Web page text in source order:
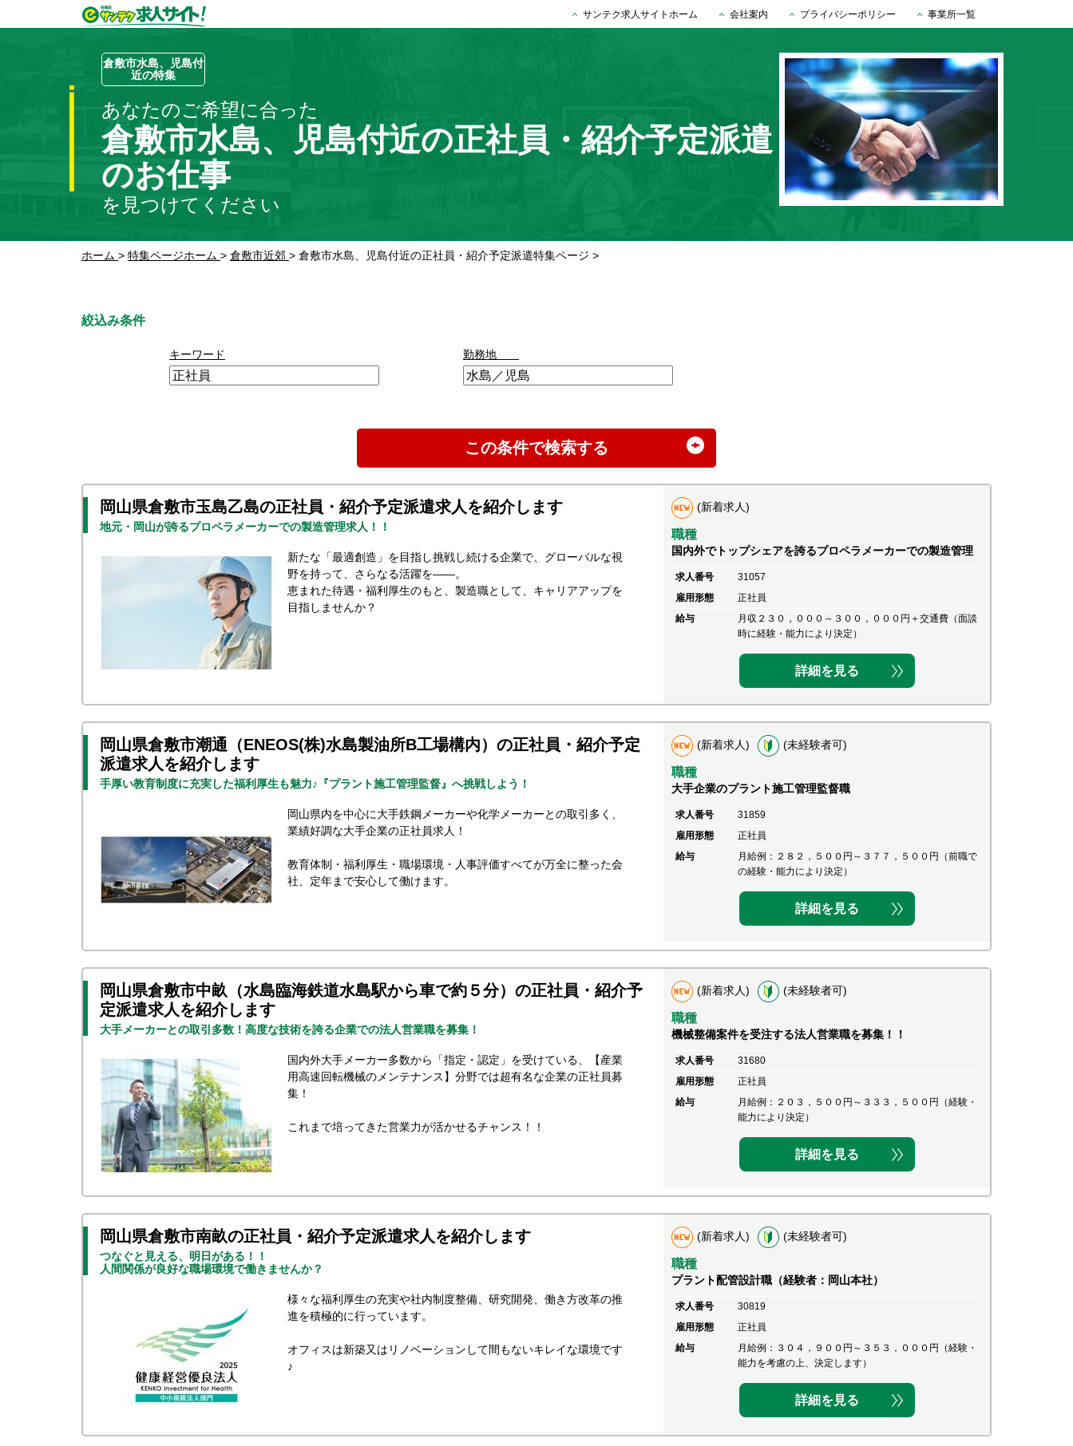
サンテク求人サイトホーム 会社案内 プライバシーポリシー 事業所一覧
倉敷市水島、児島付
近の特集
あなたのご希望に合った
倉敷市水島、児島付近の正社員・紹介予定派遣
のお仕事
を見つけてください
ホーム > 特集ページホーム > 倉敷市近郊 > 倉敷市水島、児島付近の正社員・紹介予定派遣特集ページ >
絞込み条件
キーワード 勤務地
この条件で検索する
岡山県倉敷市玉島乙島の正社員・紹介予定派遣求人を紹介します
地元・岡山が誇るプロペラメーカーでの製造管理求人！！
新たな「最適創造」を目指し挑戦し続ける企業で、グローバルな視
野を持って、さらなる活躍を――。
恵まれた待遇・福利厚生のもと、製造職として、キャリアアップを
目指しませんか？
(新着求人)
職種
国内外でトップシェアを誇るプロペラメーカーでの製造管理
求人番号
31057
雇用形態
正社員
給与
月収２３０，０００～３００，０００円＋交通費（面談
時に経験・能力により決定）
詳細を見る
岡山県倉敷市潮通（ENEOS(株)水島製油所B工場構内）の正社員・紹介予定
派遣求人を紹介します
手厚い教育制度に充実した福利厚生も魅力♪『プラント施工管理監督』へ挑戦しよう！
岡山県内を中心に大手鉄鋼メーカーや化学メーカーとの取引多く、
業績好調な大手企業の正社員求人！
教育体制・福利厚生・職場環境・人事評価すべてが万全に整った会
社、定年まで安心して働けます。
(新着求人) (未経験者可)
職種
大手企業のプラント施工管理監督職
求人番号
31859
雇用形態
正社員
給与
月給例：２８２，５００円～３７７，５００円（前職で
の経験・能力により決定）
詳細を見る
岡山県倉敷市中畝（水島臨海鉄道水島駅から車で約５分）の正社員・紹介予
定派遣求人を紹介します
大手メーカーとの取引多数！高度な技術を誇る企業での法人営業職を募集！
国内外大手メーカー多数から「指定・認定」を受けている、【産業
用高速回転機械のメンテナンス】分野では超有名な企業の正社員募
集！
これまで培ってきた営業力が活かせるチャンス！！
(新着求人) (未経験者可)
職種
機械整備案件を受注する法人営業職を募集！！
求人番号
31680
雇用形態
正社員
給与
月給例：２０３，５００円～３３３，５００円（経験・
能力により決定）
詳細を見る
岡山県倉敷市南畝の正社員・紹介予定派遣求人を紹介します
つなぐと見える、明日がある！！
人間関係が良好な職場環境で働きませんか？
様々な福利厚生の充実や社内制度整備、研究開発、働き方改革の推
進を積極的に行っています。
オフィスは新築又はリノベーションして間もないキレイな環境です
♪
(新着求人) (未経験者可)
職種
プラント配管設計職（経験者：岡山本社）
求人番号
30819
雇用形態
正社員
給与
月給例：３０４，９００円～３５３，０００円（経験・
能力を考慮の上、決定します）
詳細を見る